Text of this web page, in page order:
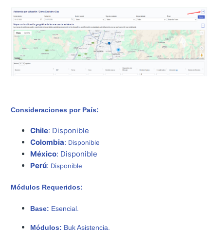
Consideraciones por País:
Chile: Disponible
Colombia: Disponible
México: Disponible
Perú: Disponible
Módulos Requeridos:
Base: Esencial.
Módulos: Buk Asistencia.